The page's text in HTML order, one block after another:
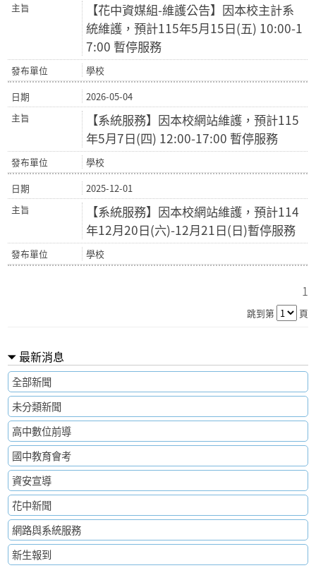
【花中資媒組-維護公告】因本校主計系
統維護，預計115年5月15日(五) 10:00-1
7:00 暫停服務
學校
2026-05-04
【系統服務】因本校網站維護，預計115
年5月7日(四) 12:00-17:00 暫停服務
學校
2025-12-01
【系統服務】因本校網站維護，預計114
年12月20日(六)-12月21日(日)暫停服務
學校
1
跳到第 頁
最新消息
全部新聞
未分類新聞
高中數位前導
國中教育會考
資安宣導
花中新聞
網路與系統服務
新生報到